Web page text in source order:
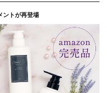
ントが再登場